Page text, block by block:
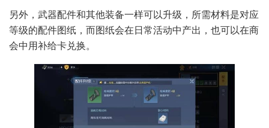
另外，武器配件和其他装备一样可以升级，所需材料是对应
等级的配件图纸，而图纸会在日常活动中产出，也可以在商
会中用补给卡兑换。